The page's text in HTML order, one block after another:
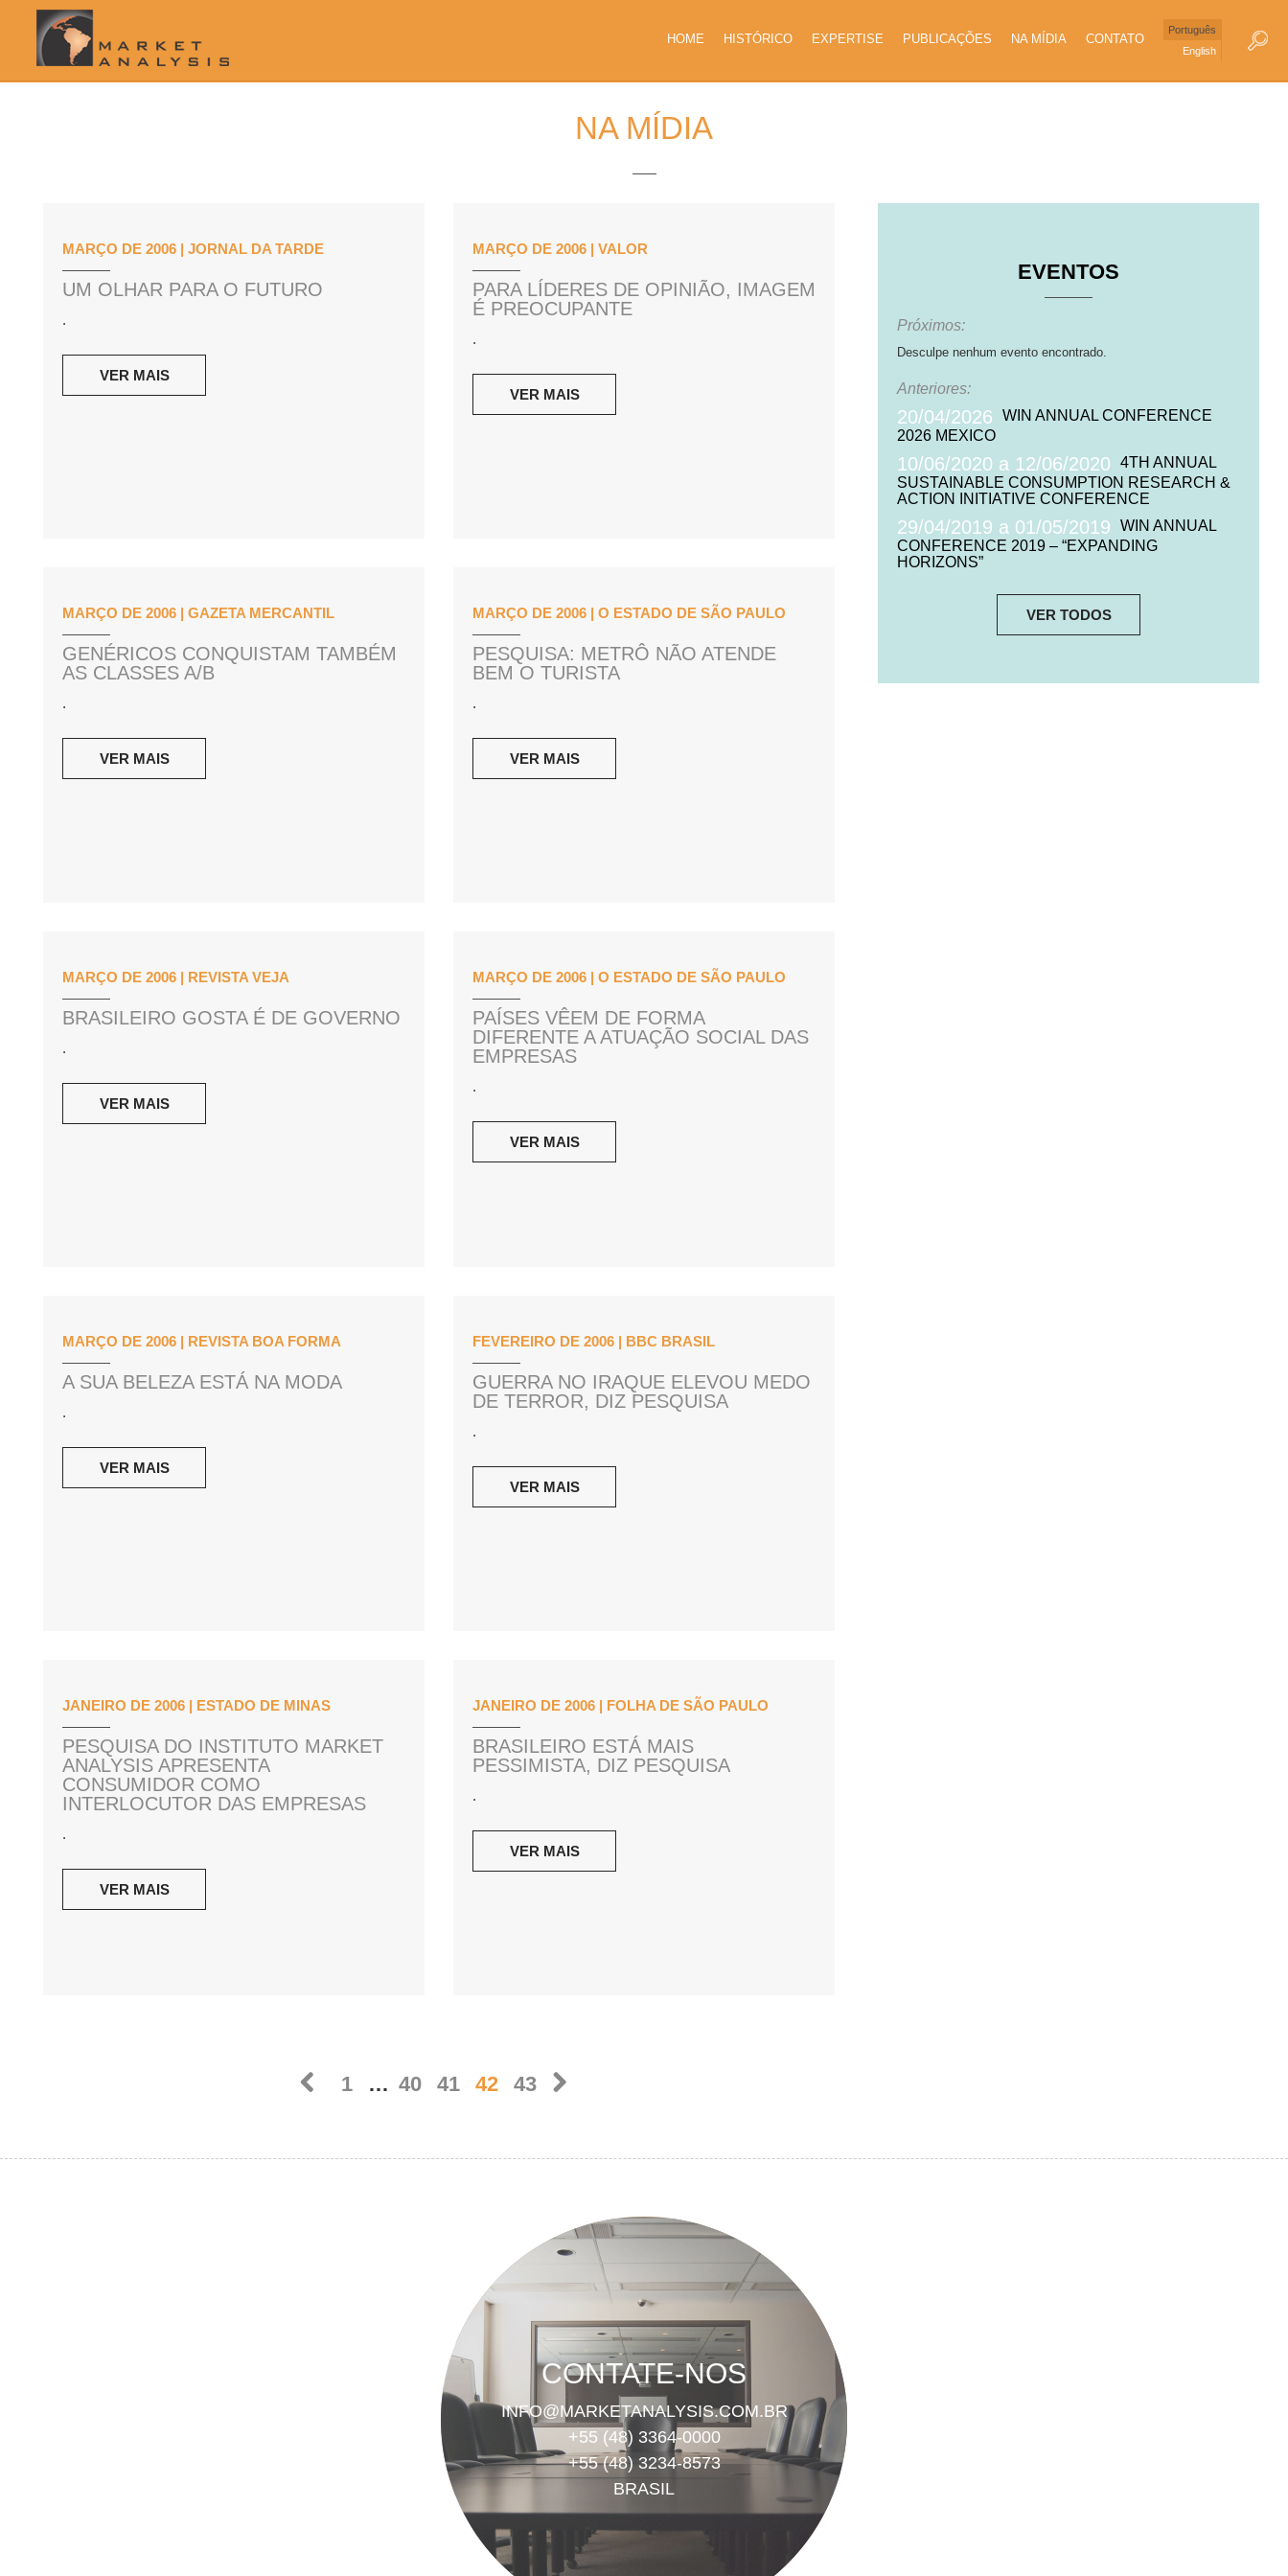
Português
English
HOME HISTÓRICO EXPERTISE PUBLICAÇÕES NA MÍDIA CONTATO
NA MÍDIA
MARÇO DE 2006 | JORNAL DA TARDE
UM OLHAR PARA O FUTURO
.
VER MAIS
MARÇO DE 2006 | VALOR
PARA LÍDERES DE OPINIÃO, IMAGEM
É PREOCUPANTE
.
VER MAIS
MARÇO DE 2006 | GAZETA MERCANTIL
GENÉRICOS CONQUISTAM TAMBÉM
AS CLASSES A/B
.
VER MAIS
MARÇO DE 2006 | O ESTADO DE SÃO PAULO
PESQUISA: METRÔ NÃO ATENDE
BEM O TURISTA
.
VER MAIS
MARÇO DE 2006 | REVISTA VEJA
BRASILEIRO GOSTA É DE GOVERNO
.
VER MAIS
MARÇO DE 2006 | O ESTADO DE SÃO PAULO
PAÍSES VÊEM DE FORMA
DIFERENTE A ATUAÇÃO SOCIAL DAS
EMPRESAS
.
VER MAIS
MARÇO DE 2006 | REVISTA BOA FORMA
A SUA BELEZA ESTÁ NA MODA
.
VER MAIS
FEVEREIRO DE 2006 | BBC BRASIL
GUERRA NO IRAQUE ELEVOU MEDO
DE TERROR, DIZ PESQUISA
.
VER MAIS
JANEIRO DE 2006 | ESTADO DE MINAS
PESQUISA DO INSTITUTO MARKET
ANALYSIS APRESENTA
CONSUMIDOR COMO
INTERLOCUTOR DAS EMPRESAS
.
VER MAIS
JANEIRO DE 2006 | FOLHA DE SÃO PAULO
BRASILEIRO ESTÁ MAIS
PESSIMISTA, DIZ PESQUISA
.
VER MAIS
1 … 40 41 42 43
EVENTOS
Próximos:
Desculpe nenhum evento encontrado.
Anteriores:
20/04/2026
WIN ANNUAL CONFERENCE
2026 MEXICO
10/06/2020 a 12/06/2020
4TH ANNUAL
SUSTAINABLE CONSUMPTION RESEARCH &
ACTION INITIATIVE CONFERENCE
29/04/2019 a 01/05/2019
WIN ANNUAL
CONFERENCE 2019 – “EXPANDING
HORIZONS”
VER TODOS
CONTATE-NOS
INFO@MARKETANALYSIS.COM.BR
+55 (48) 3364-0000
+55 (48) 3234-8573
BRASIL